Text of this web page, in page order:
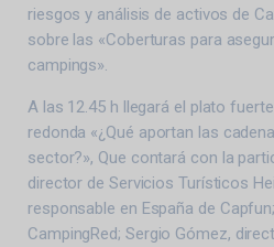
riesgos y análisis de activos de
sobre las «Coberturas para
campings».
A las 12.45 h llegará el plato
redonda «¿Qué aportan las
sector?», Que contará con la
director de Servicios Turísticos
responsable en España de
CampingRed; Sergio Gómez,